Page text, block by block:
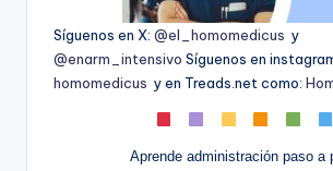
Síguenos en X: @el_homomedicus y
@enarm_intensivo Síguenos en
homomedicus y en Treads.net como:
Aprende administración paso a